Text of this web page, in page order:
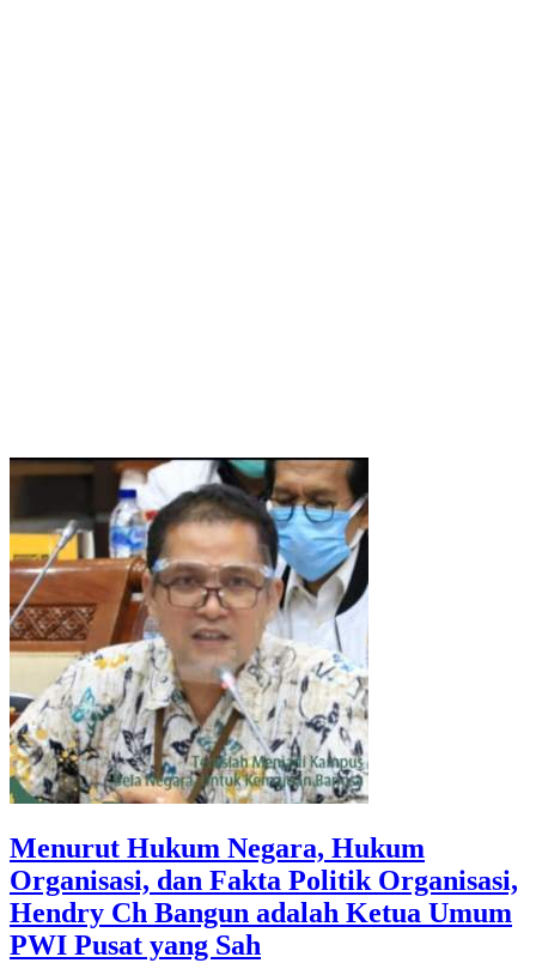
Menurut Hukum Negara, Hukum
Organisasi, dan Fakta Politik Organisasi,
Hendry Ch Bangun adalah Ketua Umum
PWI Pusat yang Sah